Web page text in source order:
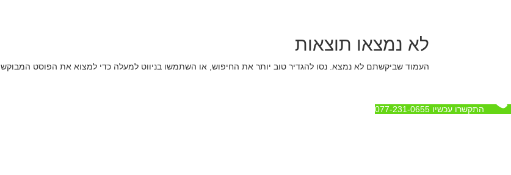
לא נמצאו תוצאות
העמוד שביקשתם לא נמצא. נסו להגדיר טוב יותר את החיפוש, או השתמשו בניווט למעלה כדי למצוא את הפוסט המבוקש.
התקשרו עכשיו 077-231-0655